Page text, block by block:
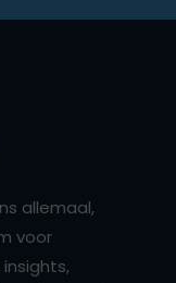
allemaal,
voor